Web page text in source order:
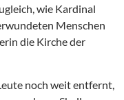
wie Kardinal
Menschen
die Kirche der
noch weit entfernt,